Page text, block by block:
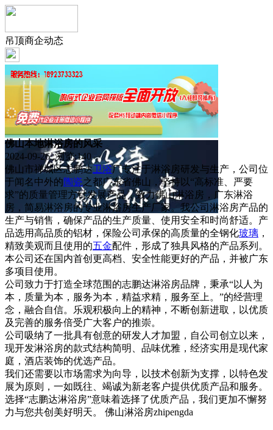
吊顶商企动态
佛山本地淋浴房的风采
2024-09-26 浏览:140
佛山市禅城区志鹏达卫浴厂专注于淋浴房研发与生产，公司位
于闻名中外的陶瓷之都广东省佛山，坚持以“高标准、严要
求”的质量管理方针发展产品，致力佛山淋浴房，广东淋浴
房，简易淋浴房的专业淋浴房生产厂家。我公司淋浴房产品的
生产与销售，确保产品的生产质量、使用安全和时尚舒适。产
品选用高品质的铝材，保险公司承保的高质量的全钢化玻璃 ，
精致美观而且使用的五金配件，形成了独具风格的产品系列。
本公司还在国内首创更高档、安全性能更好的产品，并被广东
多项目使用。
公司致力于打造全球范围的志鹏达淋浴房品牌，秉承“以人为
本，质量为本，服务为本，精益求精，服务至上。”的经营理
念，融合自信。乐观积极向上的精神，不断创新进取，以优质
及完善的服务倍受广大客户的推崇。
公司吸纳了一批具有创意的研发人才加盟，自公司创立以来，
现开发淋浴房的款式结构简明、品味优雅，经济实用是现代家
庭，酒店装饰的优选产品。
我们还需要以市场需求为向导，以技术创新为支撑，以特色发
展为原则，一如既往、竭诚为新老客户提供优质产品和服务。
选择“志鹏达淋浴房”意味着选择了优质产品，我们更加不懈努
力与您共创美好明天。 佛山淋浴房zhipengda